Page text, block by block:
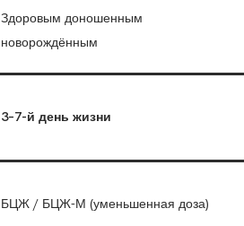
Здоровым доношенным
новорождённым
3–7-й день жизни
БЦЖ / БЦЖ-М (уменьшенная доза)